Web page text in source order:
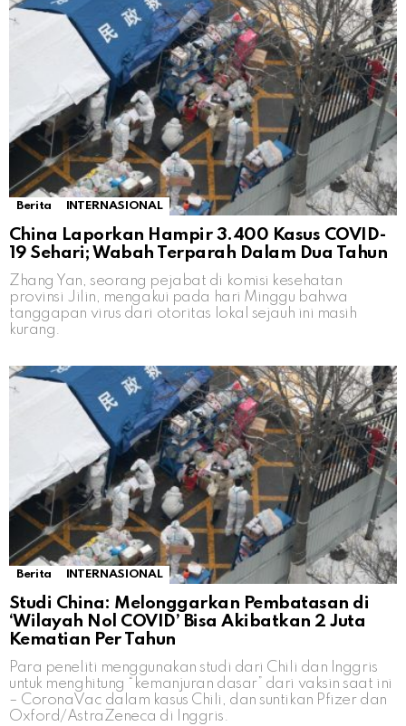
Berita INTERNASIONAL
China Laporkan Hampir 3.400 Kasus COVID-
19 Sehari; Wabah Terparah Dalam Dua Tahun
Zhang Yan, seorang pejabat di komisi kesehatan
provinsi Jilin, mengakui pada hari Minggu bahwa
tanggapan virus dari otoritas lokal sejauh ini masih
kurang.
Berita INTERNASIONAL
Studi China: Melonggarkan Pembatasan di
‘Wilayah Nol COVID’ Bisa Akibatkan 2 Juta
Kematian Per Tahun
Para peneliti menggunakan studi dari Chili dan Inggris
untuk menghitung “kemanjuran dasar” dari vaksin saat ini
– CoronaVac dalam kasus Chili, dan suntikan Pfizer dan
Oxford/AstraZeneca di Inggris.